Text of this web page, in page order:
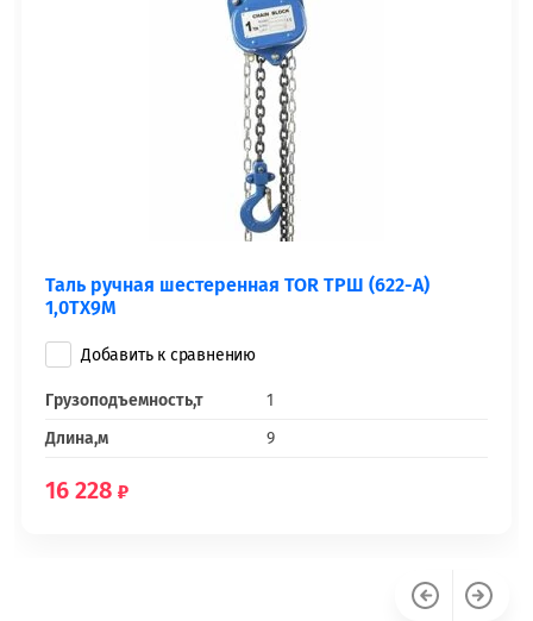
Таль ручная шестеренная TOR ТРШ (622-A)
1,0ТХ9М
Добавить к сравнению
Грузоподъемность,т
1
Длина,м
9
16 228